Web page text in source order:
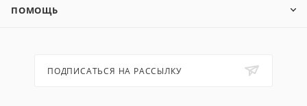
ПОМОЩЬ
ПОДПИСАТЬСЯ НА РАССЫЛКУ